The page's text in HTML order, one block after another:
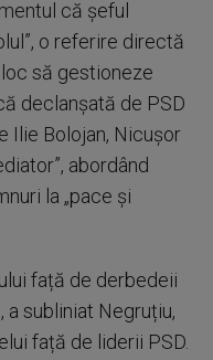
că șeful
o referire directă
să gestioneze
declanșată de PSD
Ilie Bolojan, Nicușor
abordând
la „pace și
față de derbedeii
a subliniat Negruțiu,
față de liderii PSD.